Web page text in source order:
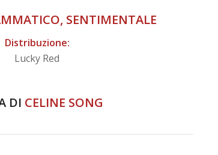
SENTIMENTALE
Distribuzione:
Lucky Red
DI CELINE SONG